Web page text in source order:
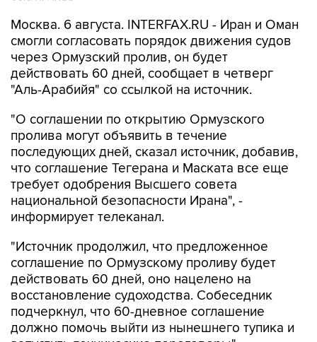
Москва. 6 августа. INTERFAX.RU - Иран и Оман
смогли согласовать порядок движения судов
через Ормузский пролив, он будет
действовать 60 дней, сообщает в четверг
"Аль-Арабийя" со ссылкой на источник.
"О соглашении по открытию Ормузского
пролива могут объявить в течение
последующих дней, сказал источник, добавив,
что соглашение Тегерана и Маската все еще
требует одобрения Высшего совета
национальной безопасности Ирана", -
информирует телеканал.
"Источник продолжил, что предложенное
соглашение по Ормузскому проливу будет
действовать 60 дней, оно нацелено на
восстановление судоходства. Собеседник
подчеркнул, что 60-дневное соглашение
должно помочь выйти из нынешнего тупика и